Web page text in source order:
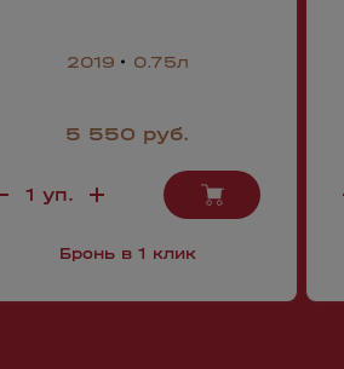
2019 0.75л
5 550 руб.
Бронь в 1 клик